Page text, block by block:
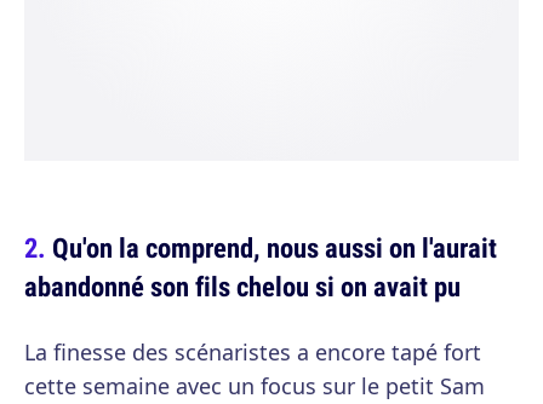
Qu'on la comprend, nous aussi on l'aurait
abandonné son fils chelou si on avait pu
La finesse des scénaristes a encore tapé fort
cette semaine avec un focus sur le petit Sam